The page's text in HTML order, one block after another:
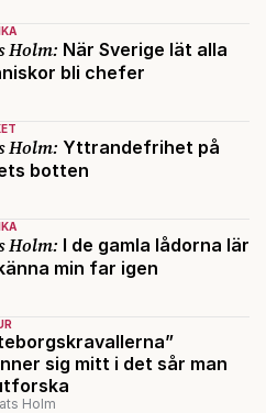
Holm: När Sverige lät alla
bli chefer
Holm: Yttrandefrihet på
botten
Holm: I de gamla lådorna lär
min far igen
sig mitt i det sår man
Holm